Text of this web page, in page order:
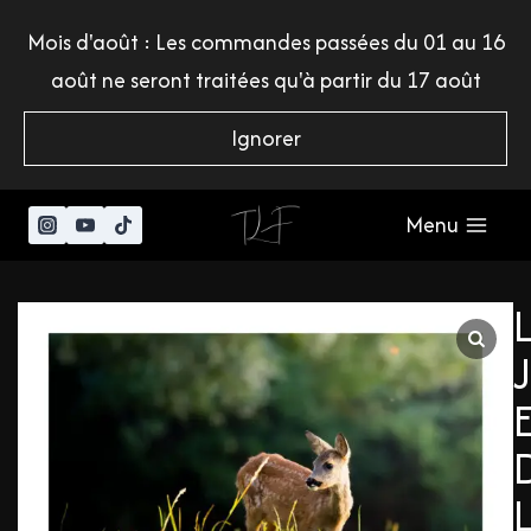
Mois d'août : Les commandes passées du 01 au 16
août ne seront traitées qu'à partir du 17 août
Ignorer
Menu